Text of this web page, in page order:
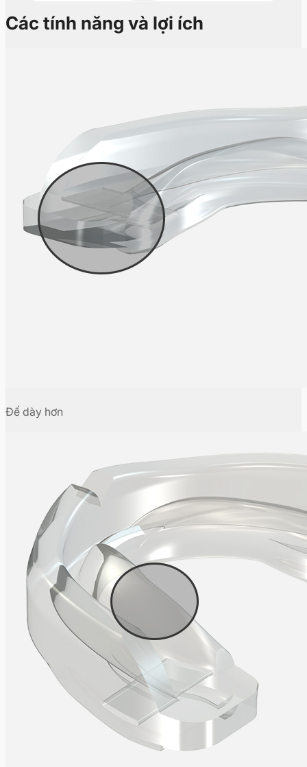
Các tính năng và lợi ích
Đế dày hơn